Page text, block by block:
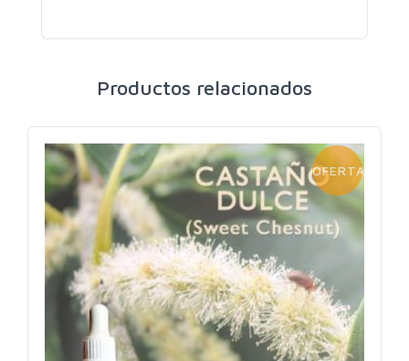
Productos relacionados
OFERTA!